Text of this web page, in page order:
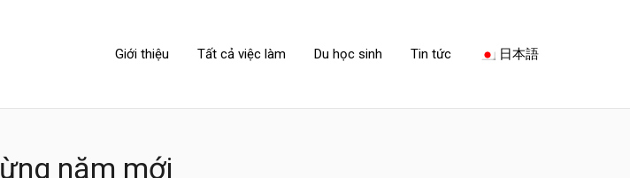
Giới thiệu Tất cả việc làm Du học sinh Tin tức 日本語
năm mới